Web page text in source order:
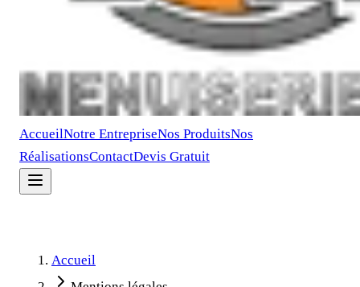
AccueilNotre EntrepriseNos ProduitsNos
RéalisationsContactDevis Gratuit
Accueil